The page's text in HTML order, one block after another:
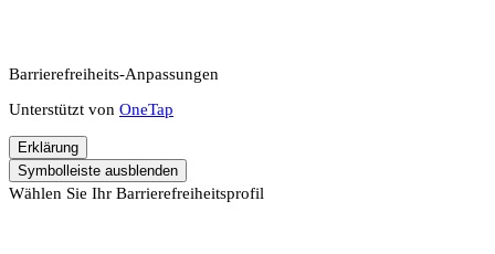
Barrierefreiheits-Anpassungen
Unterstützt von OneTap
Erklärung
Symbolleiste ausblenden
Wählen Sie Ihr Barrierefreiheitsprofil